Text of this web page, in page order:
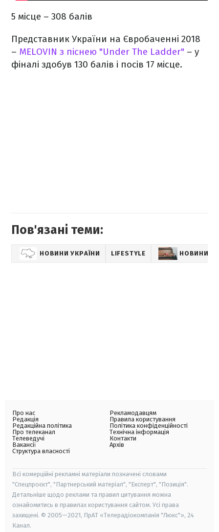
5 місце – 308 балів
Представник України на Євробаченні 2018
– MELOVIN з піснею "Under The Ladder" – у
фіналі здобув 130 балів і посів 17 місце.
Пов'язані теми:
НОВИНИ УКРАЇНИ LIFESTYLE НОВИНИ
Про нас
Редакція
Редакційна політика
Про телеканал
Телеведучі
Вакансії
Структура власності
Рекламодавцям
Правила користування
Політика конфіденційності
Технічна інформація
Контакти
Архів
Всі комерційні рекламні матеріали позначені словами
"Спецпроєкт", "Партнерський матеріал", "Експерт", "Позиція".
Детальніше щодо реклами та правил цитування можна
ознайомитись в правилах користування сайтом. Усі права
захищені. © 2005—2021, ПрАТ «Телерадіокомпанія "Люкс"», 24
Канал.